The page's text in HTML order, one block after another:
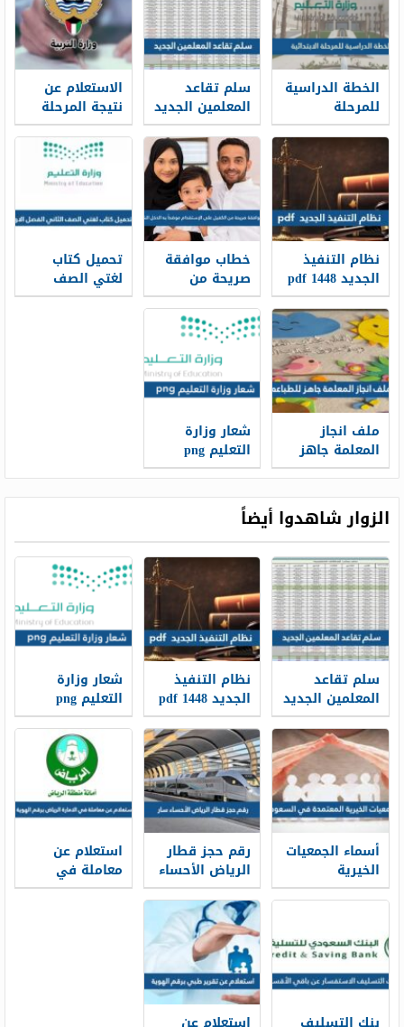
الخطة الدراسية
للمرحلة
الابتدائية 1448
سلم تقاعد
المعلمين الجديد
1448
الاستعلام عن
نتيجة المرحلة
المتوسطة
بالرقم المدني
في الكويت
نظام التنفيذ
الجديد 1448 pdf
خطاب موافقة
صريحة من
الكفيل على
الإستقدام
موضحاً به الدخل
الشهري 1448
تحميل كتاب
لغتي الصف
الثاني الفصل
ملف انجاز
المعلمة جاهز
للطباعه 1448
شعار وزارة
التعليم png
الجديد 1448
الزوار شاهدوا أيضاً
سلم تقاعد
المعلمين الجديد
1448
نظام التنفيذ
الجديد 1448 pdf
شعار وزارة
التعليم png
الجديد 1448
أسماء الجمعيات
الخيرية
المعتمدة في
السعودية
رقم حجز قطار
الرياض الأحساء
سار محطة
القطار الموحد
1448
استعلام عن
معاملة في
الامارة الرياض